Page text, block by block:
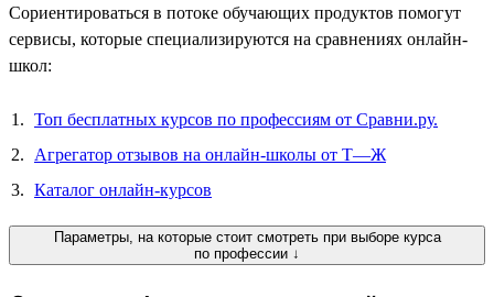
Сориентироваться в потоке обучающих продуктов помогут
сервисы, которые специализируются на сравнениях онлайн-
школ:
Топ бесплатных курсов по профессиям от Сравни.ру.
Агрегатор отзывов на онлайн-школы от Т—Ж
Каталог онлайн-курсов
Параметры, на которые стоит смотреть при выборе курса
по профессии ↓